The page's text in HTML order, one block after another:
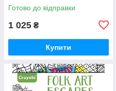
Готово до відправки
1 025 ₴
Купити